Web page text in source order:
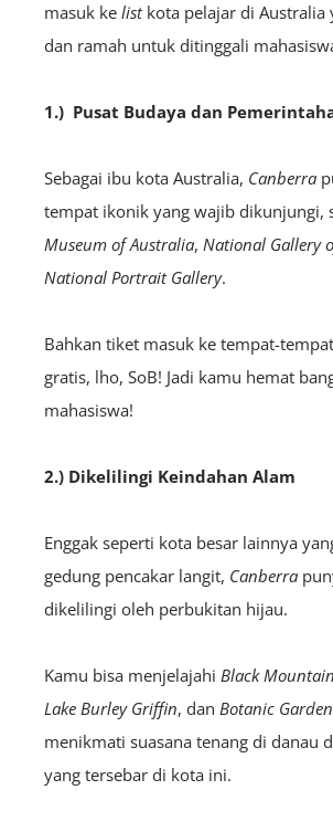
masuk ke listkota pelajar di Australia
dan ramah untuk ditinggali
1.) Pusat Budaya dan
Sebagai ibu kota Australia, Canberra
tempat ikonik yang wajib dikunjungi,
Museum of Australia, National Gallery
National Portrait Gallery.
Bahkan tiket masuk ke tempat-
gratis, lho, SoB! Jadi kamu hemat
mahasiswa!
2.) Dikelilingi Keindahan Alam
Enggak seperti kota besar lainnya
gedung pencakar langit, Canberra
dikelilingi oleh perbukitan hijau.
Kamu bisa menjelajahi Black
Lake Burley Griffin, dan Botanic
menikmati suasana tenang di danau
yang tersebar di kota ini.